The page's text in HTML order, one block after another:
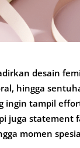
desain
hingga
ingin tampil
juga statement
momen